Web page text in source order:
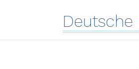
Deutsche